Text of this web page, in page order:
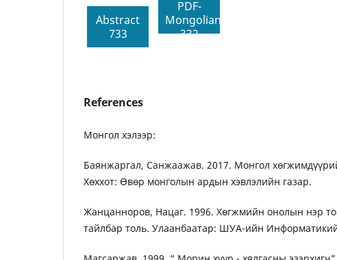
Abstract
733
PDF-
Mongolian
332
References
Монгол хэлээр:
Баянжаргал, Санжаажав. 2017. Монгол
Хөххот: Өвөр монголын ардын хэвлэлийн газар.
Жанцанноров, Нацаг. 1996. Хөгжмийн онолын нэр
тайлбар толь. Улаанбаатар: ШУА-ийн